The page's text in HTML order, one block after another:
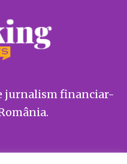
jurnalism financiar-